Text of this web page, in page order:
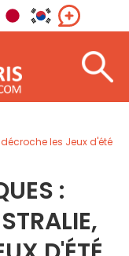
les Jeux d'été
: